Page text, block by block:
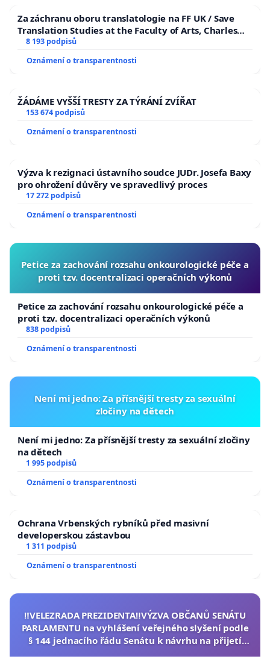
Za záchranu oboru translatologie na FF UK / Save
Translation Studies at the Faculty of Arts, Charles
University
8 193 podpisů
Oznámení o transparentnosti
ŽÁDÁME VYŠŠÍ TRESTY ZA TÝRÁNÍ ZVÍŘAT
153 674 podpisů
Oznámení o transparentnosti
Výzva k rezignaci ústavního soudce JUDr. Josefa Baxy
pro ohrožení důvěry ve spravedlivý proces
17 272 podpisů
Oznámení o transparentnosti
Petice za zachování rozsahu onkourologické péče a
proti tzv. docentralizaci operačních výkonů
Petice za zachování rozsahu onkourologické péče a
proti tzv. docentralizaci operačních výkonů
838 podpisů
Oznámení o transparentnosti
Není mi jedno: Za přísnější tresty za sexuální
zločiny na dětech
Není mi jedno: Za přísnější tresty za sexuální zločiny
na dětech
1 995 podpisů
Oznámení o transparentnosti
Ochrana Vrbenských rybníků před masivní
developerskou zástavbou
1 311 podpisů
Oznámení o transparentnosti
‼️VELEZRADA PREZIDENTA‼️VÝZVA OBČANŮ SENÁTU
PARLAMENTU na vyhlášení veřejného slyšení podle
§ 144 jednacího řádu Senátu k návrhu na přijetí